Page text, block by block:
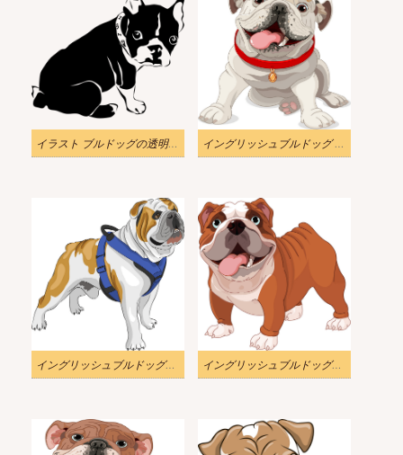
イラスト ブルドッグの透明な背景のクリップアート イングリッシュブルドッグ イラスト 無料
イングリッシュブルドッグのイラストpng イングリッシュブルドッグのイラスト